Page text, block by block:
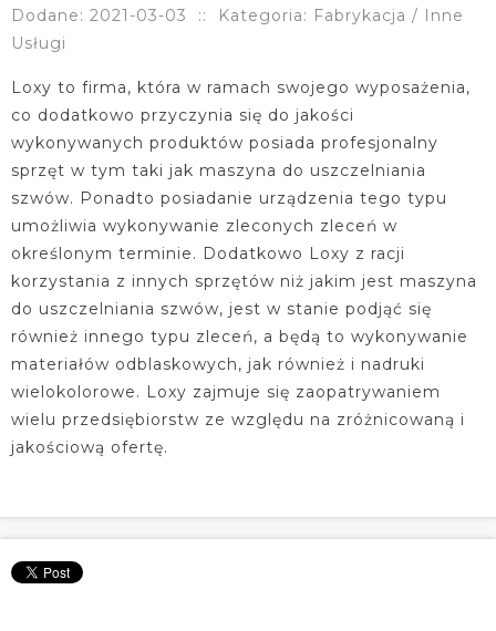
Dodane: 2021-03-03 ::
Kategoria: Fabrykacja / Inne
Usługi
Loxy to firma, która w ramach swojego wyposażenia,
co dodatkowo przyczynia się do jakości
wykonywanych produktów posiada profesjonalny
sprzęt w tym taki jak maszyna do uszczelniania
szwów. Ponadto posiadanie urządzenia tego typu
umożliwia wykonywanie zleconych zleceń w
określonym terminie. Dodatkowo Loxy z racji
korzystania z innych sprzętów niż jakim jest maszyna
do uszczelniania szwów, jest w stanie podjąć się
również innego typu zleceń, a będą to wykonywanie
materiałów odblaskowych, jak również i nadruki
wielokolorowe. Loxy zajmuje się zaopatrywaniem
wielu przedsiębiorstw ze względu na zróżnicowaną i
jakościową ofertę.